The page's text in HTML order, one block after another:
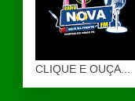
CLIQUE E OUÇA...